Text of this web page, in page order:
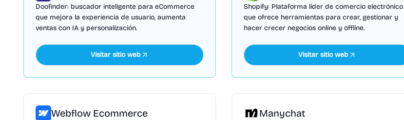
Doofinder: buscador inteligente para eCommerce
que mejora la experiencia de usuario, aumenta
ventas con IA y personalización.
Visitar sitio web
Shopify: Plataforma líder de comercio electrónico
que ofrece herramientas para crear, gestionar y
hacer crecer negocios online y offline.
Visitar sitio web
Webflow Ecommerce Manychat